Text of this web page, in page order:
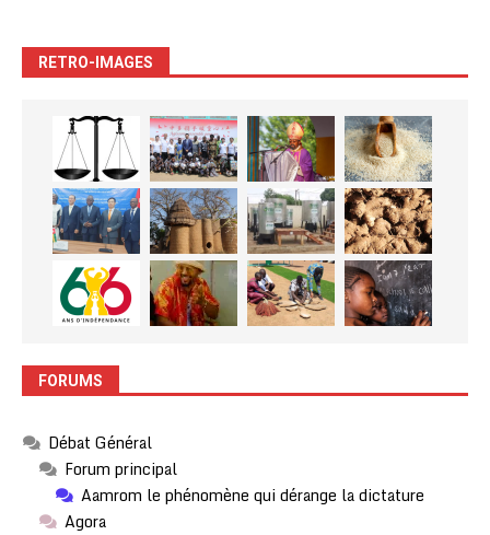
RETRO-IMAGES
FORUMS
Débat Général
Forum principal
Aamrom le phénomène qui dérange la dictature
Agora